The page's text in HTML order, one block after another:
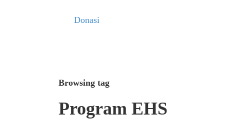
Donasi
Browsing tag
Program EHS